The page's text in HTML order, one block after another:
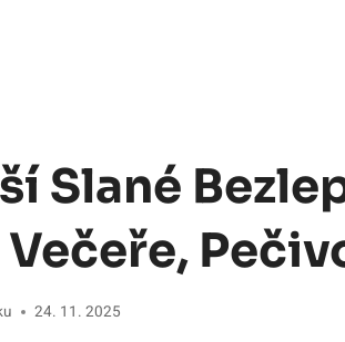
Slané
24. 11. 2025